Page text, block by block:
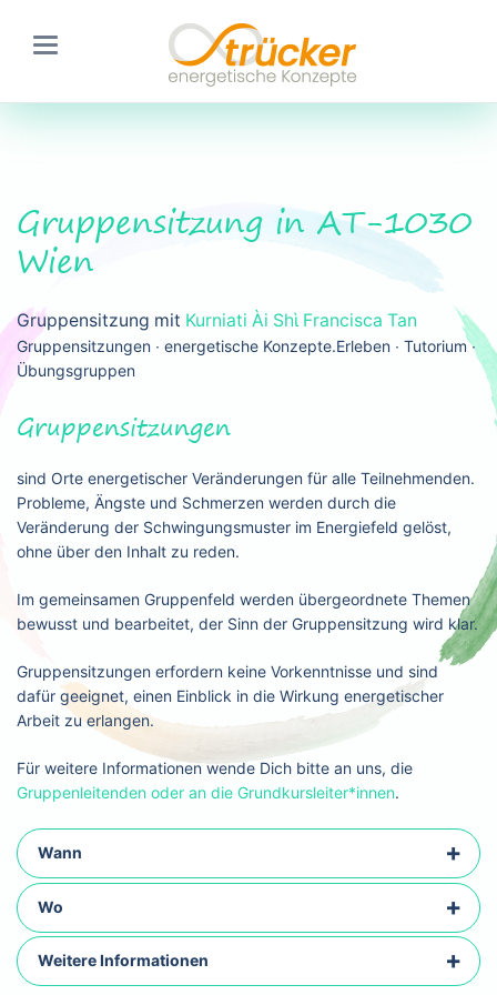
Gruppensitzung in AT-1030
Wien
Gruppensitzung mit Kurniati Ài Shὶ Francisca Tan
Gruppensitzungen ∙ energetische Konzepte.Erleben ∙ Tutorium ∙
Übungsgruppen
Gruppensitzungen
sind Orte energetischer Veränderungen für alle Teilnehmenden.
Probleme, Ängste und Schmerzen werden durch die
Veränderung der Schwingungsmuster im Energiefeld gelöst,
ohne über den Inhalt zu reden.
Im gemeinsamen Gruppenfeld werden übergeordnete Themen
bewusst und bearbeitet, der Sinn der Gruppensitzung wird klar.
Gruppensitzungen erfordern keine Vorkenntnisse und sind
dafür geeignet, einen Einblick in die Wirkung energetischer
Arbeit zu erlangen.
Für weitere Informationen wende Dich bitte an uns, die
Gruppenleitenden oder an die Grundkursleiter*innen.
Wann
Wo
Weitere Informationen